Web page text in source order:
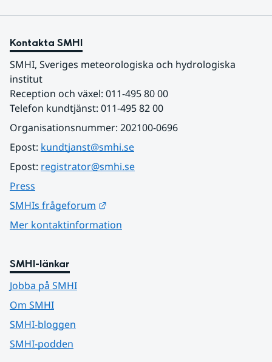
Kontakta SMHI
SMHI, Sveriges meteorologiska och hydrologiska
institut
Reception och växel: 011-495 80 00
Telefon kundtjänst: 011-495 82 00
Organisationsnummer: 202100-0696
Epost: kundtjanst@smhi.se
Epost: registrator@smhi.se
Press
SMHIs frågeforum
Mer kontaktinformation
SMHI-länkar
Jobba på SMHI
Om SMHI
SMHI-bloggen
SMHI-podden